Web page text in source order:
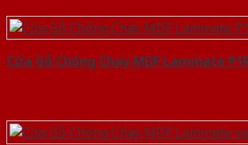
Cửa Gỗ Chống Cháy MDF Laminate